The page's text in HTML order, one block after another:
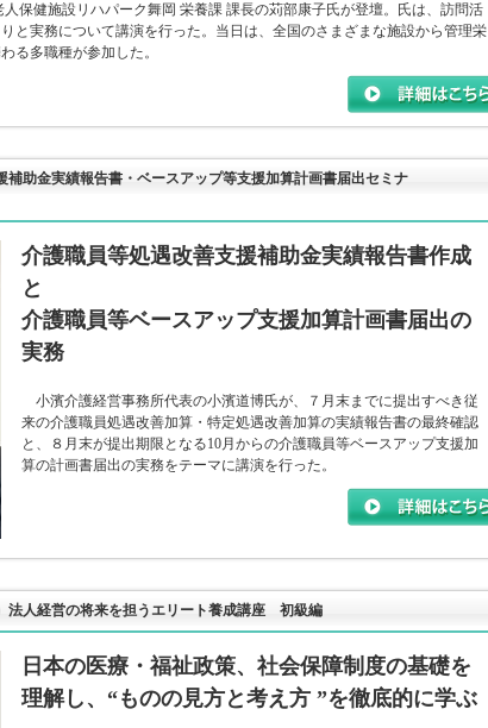
保健施設リハパーク舞岡 栄養課 課長の苅部康子氏が登壇。氏は、訪問活
と実務について講演を行った。当日は、全国のさまざまな施設から管理栄
る多職種が参加した。
補助金実績報告書・ベースアップ等支援加算計画書届出セミナ
介護職員等処遇改善支援補助金実績報告書作成
と
介護職員等ベースアップ支援加算計画書届出の
実務
小濱介護経営事務所代表の小濱道博氏が、７月末までに提出すべき従
来の介護職員処遇改善加算・特定処遇改善加算の実績報告書の最終確認
と、８月末が提出期限となる10月からの介護職員等ベースアップ支援加
算の計画書届出の実務をテーマに講演を行った。
法人経営の将来を担うエリート養成講座 初級編
日本の医療・福祉政策、社会保障制度の基礎を
理解し、“ものの見方と考え方 ”を徹底的に学ぶ